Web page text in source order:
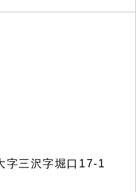
三沢字堀口17-1